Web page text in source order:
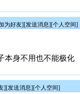
为好友][发送消息][个人空间]
本身不用也不能极化
][发送消息][个人空间]